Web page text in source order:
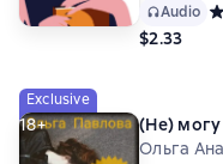
Audio
$2.33
Exclusive
18+
(Не) могу
Ольга